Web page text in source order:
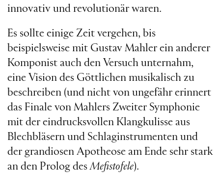
innovativ und revolutionär waren.
Es sollte einige Zeit vergehen, bis
beispielsweise mit Gustav Mahler ein anderer
Komponist auch den Versuch unternahm,
eine Vision des Göttlichen musikalisch zu
beschreiben (und nicht von ungefähr erinnert
das Finale von Mahlers Zweiter Symphonie
mit der eindrucksvollen Klangkulisse aus
Blechbläsern und Schlaginstrumenten und
der grandiosen Apotheose am Ende sehr stark
an den Prolog desMefistofele).